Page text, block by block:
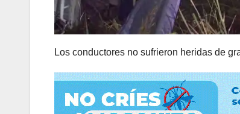
Los conductores no sufrieron heridas de